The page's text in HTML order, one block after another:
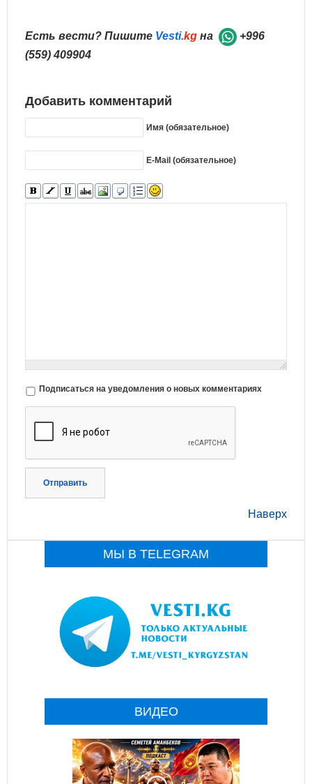
Есть вести? Пишите Vesti.kg на
+996
(559) 409904
Добавить комментарий
Имя (обязательное)
E-Mail (обязательное)
Подписаться на уведомления о новых комментариях
Отправить
Наверх
МЫ В TELEGRAM
ВИДЕО